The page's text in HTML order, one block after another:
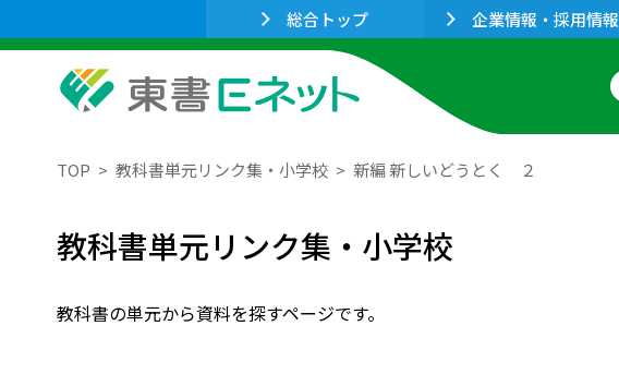
総合トップ 企業情報・採用情報
TOP 教科書単元リンク集・小学校 新編 新しいどうとく ２
教科書単元リンク集・小学校
教科書の単元から資料を探すページです。